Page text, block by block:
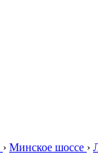
› Минское шоссе ›